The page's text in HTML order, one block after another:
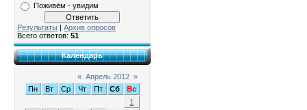
Поживём - увидим
Результаты
Архив опросов
Всего ответов: 51
Календарь
« Апрель 2012 »
Пн
Вт Ср Чт Пт Сб
Вс
1